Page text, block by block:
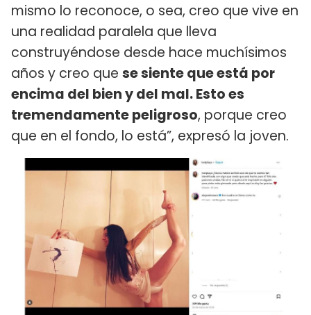
mismo lo reconoce, o sea, creo que vive en
una realidad paralela que lleva
construyéndose desde hace muchísimos
años y creo que se siente que está por
encima del bien y del mal. Esto es
tremendamente peligroso, porque creo
que en el fondo, lo está”, expresó la joven.